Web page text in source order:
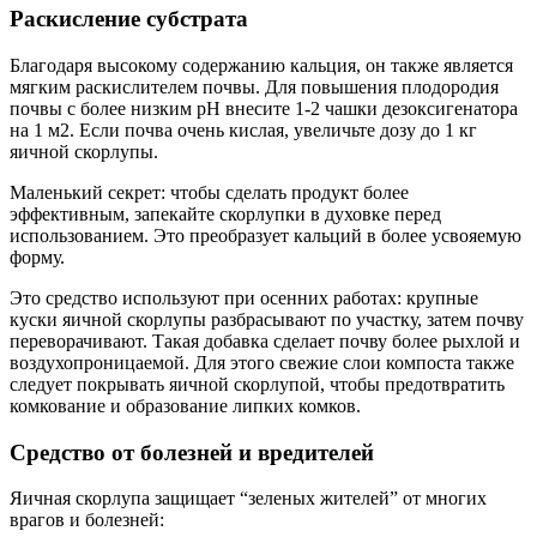
Раскисление субстрата
Благодаря высокому содержанию кальция, он также является
мягким раскислителем почвы. Для повышения плодородия
почвы с более низким pH внесите 1-2 чашки дезоксигенатора
на 1 м2. Если почва очень кислая, увеличьте дозу до 1 кг
яичной скорлупы.
Маленький секрет: чтобы сделать продукт более
эффективным, запекайте скорлупки в духовке перед
использованием. Это преобразует кальций в более усвояемую
форму.
Это средство используют при осенних работах: крупные
куски яичной скорлупы разбрасывают по участку, затем почву
переворачивают. Такая добавка сделает почву более рыхлой и
воздухопроницаемой. Для этого свежие слои компоста также
следует покрывать яичной скорлупой, чтобы предотвратить
комкование и образование липких комков.
Средство от болезней и вредителей
Яичная скорлупа защищает “зеленых жителей” от многих
врагов и болезней: